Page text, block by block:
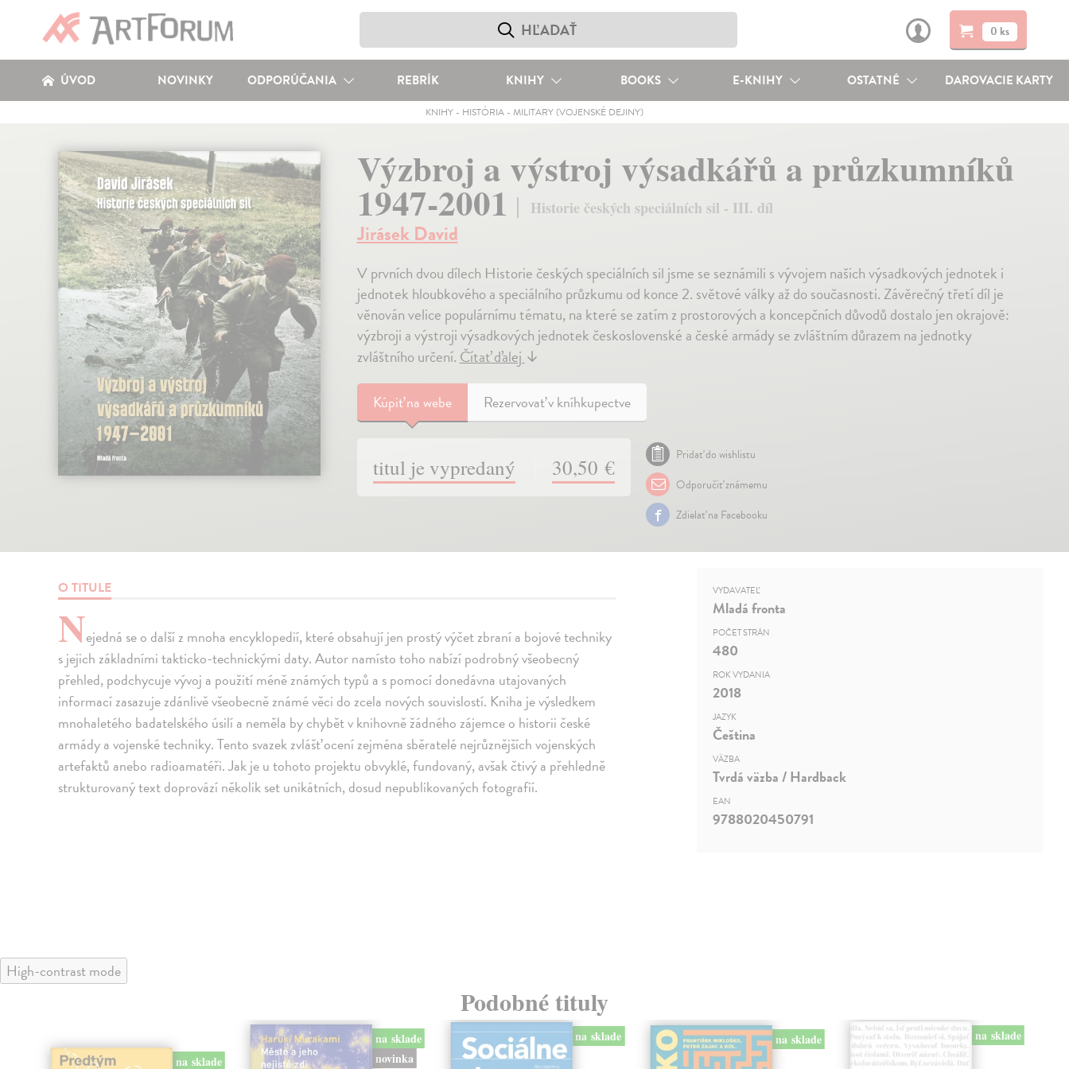
0 ks
ÚVOD NOVINKY ODPORÚČANIA REBRÍK KNIHY BOOKS E-KNIHY OSTATNÉ DAROVACIE KARTY
KNIHY- HISTÓRIA- MILITARY (VOJENSKÉ DEJINY)
Výzbroj a výstroj výsadkářů a průzkumníků
1947-2001 Historie českých speciálních sil - III. díl
Jirásek David
V prvních dvou dílech Historie českých speciálních sil jsme se seznámili s vývojem našich výsadkových jednotek i
jednotek hloubkového a speciálního průzkumu od konce 2. světové války až do současnosti. Závěrečný třetí díl je
věnován velice populárnímu tématu, na které se zatím z prostorových a koncepčních důvodů dostalo jen okrajově:
výzbroji a výstroji výsadkových jednotek československé a české armády se zvláštním důrazem na jednotky
zvláštního určení.Čítať ďalej↓
Kúpiťna webe Rezervovať v kníhkupectve
titul je vypredaný 30,50 €
Pridať do wishlistu
Odporučiť známemu
Zdielať na Facebooku
O TITULE
Nejedná se o další z mnoha encyklopedií, které obsahují jen prostý výčet zbraní a bojové techniky
s jejich základními takticko-technickými daty. Autor namísto toho nabízí podrobný všeobecný
přehled, podchycuje vývoj a použití méně známých typů a s pomocí donedávna utajovaných
informací zasazuje zdánlivě všeobecně známé věci do zcela nových souvislostí. Kniha je výsledkem
mnohaletého badatelského úsilí a neměla by chybět v knihovně žádného zájemce o historii české
armády a vojenské techniky. Tento svazek zvlášť ocení zejména sběratelé nejrůznějších vojenských
artefaktů anebo radioamatéři. Jak je u tohoto projektu obvyklé, fundovaný, avšak čtivý a přehledně
strukturovaný text doprovází několik set unikátních, dosud nepublikovaných fotografií.
VYDAVATEĽ
Mladá fronta
POČET STRÁN
480
ROK VYDANIA
2018
JAZYK
Čeština
VÄZBA
Tvrdá väzba / Hardback
EAN
9788020450791
High-contrast mode
Podobné tituly
na sklade
na sklade
novinka
na sklade na sklade na sklade